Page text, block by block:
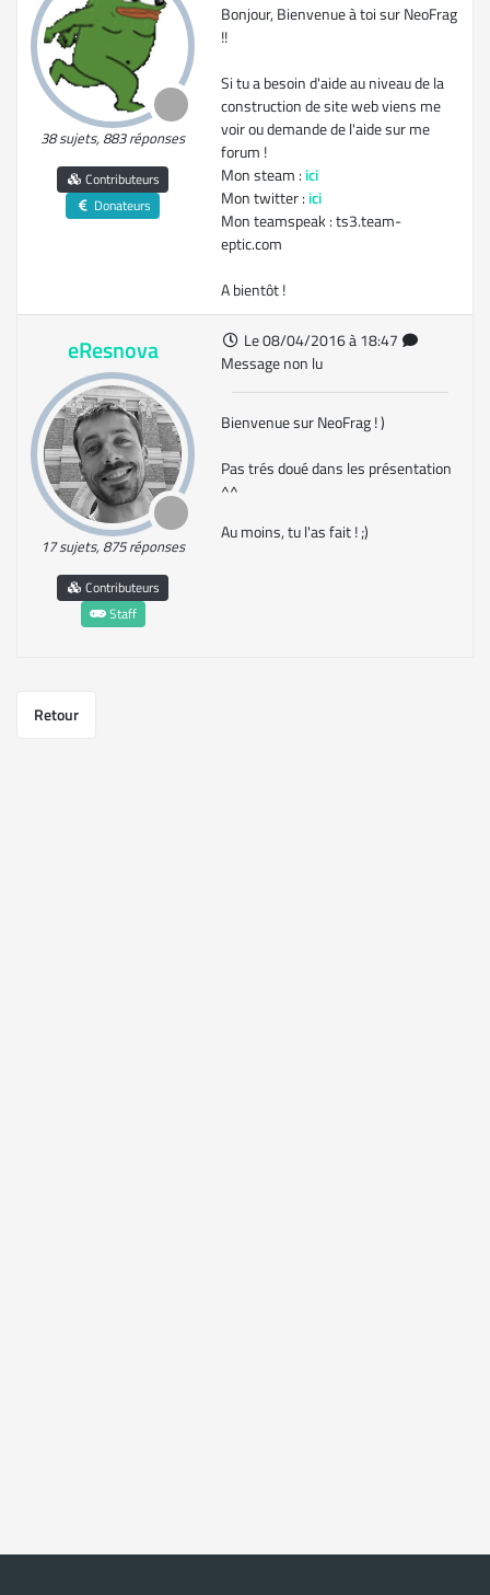
38 sujets, 883 réponses
Contributeurs
Donateurs
Bonjour, Bienvenue à toi sur NeoFrag
!!
Si tu a besoin d'aide au niveau de la
construction de site web viens me
voir ou demande de l'aide sur me
forum !
Mon steam : ici
Mon twitter : ici
Mon teamspeak : ts3.team-
eptic.com
A bientôt !
eResnova
17 sujets, 875 réponses
Contributeurs
Staff
Le 08/04/2016 à 18:47
Message non lu
Bienvenue sur NeoFrag ! )
Pas trés doué dans les présentation
^^
Au moins, tu l'as fait ! ;)
Retour